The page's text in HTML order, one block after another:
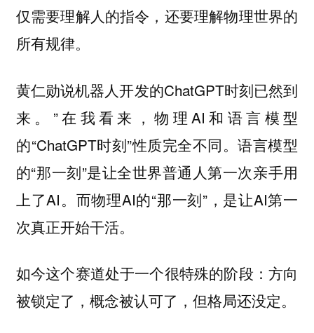
仅需要理解人的指令，还要理解物理世界的
所有规律。
黄仁勋说机器人开发的ChatGPT时刻已然到
来。”在我看来，物理AI和语言模型
的“ChatGPT时刻”性质完全不同。语言模型
的“那一刻”是让全世界普通人第一次亲手用
上了AI。而物理AI的“那一刻”，是让AI第一
次真正开始干活。
如今这个赛道处于一个很特殊的阶段：方向
被锁定了，概念被认可了，但格局还没定。